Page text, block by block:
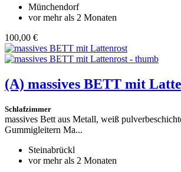
Münchendorf
vor mehr als 2 Monaten
100,00 €
(A) massives BETT mit
Schlafzimmer
massives Bett aus Metall, weiß
Gummigleitern Ma...
Steinabrückl
vor mehr als 2 Monaten